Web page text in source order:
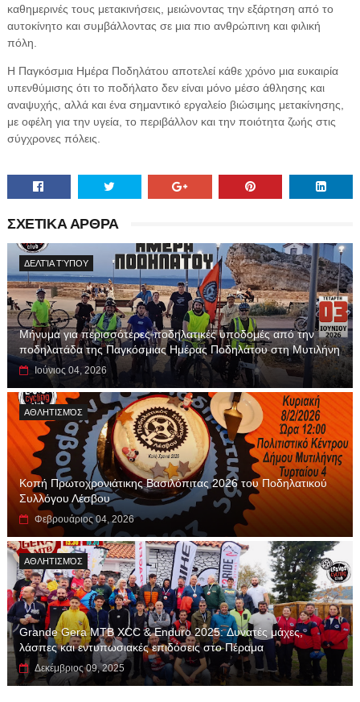
καθημερινές τους μετακινήσεις, μειώνοντας την εξάρτηση από το
αυτοκίνητο και συμβάλλοντας σε μια πιο ανθρώπινη και φιλική
πόλη.
Η Παγκόσμια Ημέρα Ποδηλάτου αποτελεί κάθε χρόνο μια ευκαιρία
υπενθύμισης ότι το ποδήλατο δεν είναι μόνο μέσο άθλησης και
αναψυχής, αλλά και ένα σημαντικό εργαλείο βιώσιμης μετακίνησης,
με οφέλη για την υγεία, το περιβάλλον και την ποιότητα ζωής στις
σύγχρονες πόλεις.
ΣΧΕΤΙΚΑ ΑΡΘΡΑ
ΔΕΛΤΊΑ ΤΎΠΟΥ
Μήνυμα για περισσότερες ποδηλατικές υποδομές από την
ποδηλατάδα της Παγκόσμιας Ημέρας Ποδηλάτου στη Μυτιλήνη
Ιούνιος 04, 2026
ΑΘΛΗΤΙΣΜΌΣ
Κοπή Πρωτοχρονιάτικης Βασιλόπιτας 2026 του Ποδηλατικού
Συλλόγου Λέσβου
Φεβρουάριος 04, 2026
ΑΘΛΗΤΙΣΜΌΣ
Grande Gera MTB XCC & Enduro 2025: Δυνατές μάχες,
λάσπες και εντυπωσιακές επιδόσεις στο Πέραμα
Δεκέμβριος 09, 2025